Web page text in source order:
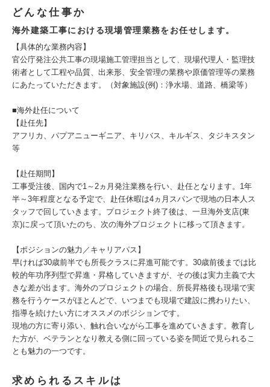
どんな仕事か
海外建築工事における現場管理業務をお任せします。
【具体的な業務内容】
官公庁発注公共工事の現場施工管理担当として、現場代理人・監理技
術者として工程や品質、出来形、安全管理の業務や原価管理等の業務
にあたっていただきます。（対象施設(例)：浄水場、道路、橋梁等）
■海外赴任について
【赴任先】
アフリカ、パプアニューギニア、キリバス、キルギス、タジキスタン
等
【赴任期間】
工事受注後、国内で1～2ヵ月発注業務を行い、赴任となります。1年
半～3年程度となる予定で、赴任休暇は4ヵ月スパンで現地の日本人ス
タッフで回していきます。プロジェクト終了後は、一旦海外支店(東
京)に戻って頂いたのち、次の海外プロジェクトに移って頂きます。
【ポジションの魅力／キャリアパス】
早ければ30歳前半でも所長クラスに昇進可能です。30歳前後までは比
較的年功序列型で昇進・昇格していきますが、その後は実力主義で大
きな差が出ます。海外のプロジェクトの場合、所長昇格後も現場で実
務を行うケースがほとんどで、いつまでも現場で建設に携わりたい、
指導を続けたい方にオススメのポジションです。
現地の方に寄り添い、触れ合いながら工事を進めていきます。教育し
た方が、ベテランとなり教える側に回っている姿を間近で見られるこ
とも魅力の一つです。
求められるスキルは